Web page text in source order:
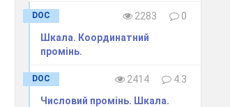
DOC 2283
0
Шкала. Координатний
промінь.
DOC 2414
4.3
Числовий промінь. Шкала.